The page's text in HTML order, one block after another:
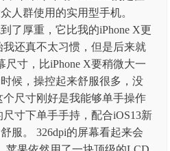
人群使用的实用型手机。
了厚重，它比我的iPhone X更
还真不太习惯，但是后来就
尺寸，比iPhone X要稍微大一
候，操控起来舒服很多，没
尺寸刚好是我能够单手操作
寸下单手手持，配合iOS13新
服。 326dpi的屏幕看起来会